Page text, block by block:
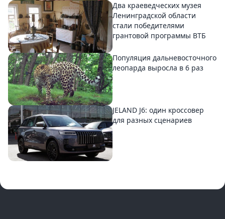
Два краеведческих музея
Ленинградской области
стали победителями
грантовой программы ВТБ
Популяция дальневосточного
леопарда выросла в 6 раз
JELAND J6: один кроссовер
для разных сценариев